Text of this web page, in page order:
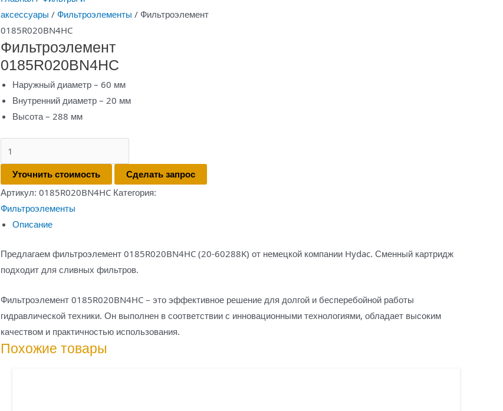
аксессуары / Фильтроэлементы / Фильтроэлемент
0185R020BN4HC
Фильтроэлемент
0185R020BN4HC
Наружный диаметр – 60 мм
Внутренний диаметр – 20 мм
Высота – 288 мм
товара
Фильтроэлемент
0185R020BN4HC
Уточнить стоимость
Сделать запрос
Артикул: 0185R020BN4HC Категория:
Фильтроэлементы
Описание
Предлагаем фильтроэлемент 0185R020BN4HC (20-60288K) от немецкой компании Hydac. Сменный картридж
подходит для сливных фильтров.
Фильтроэлемент 0185R020BN4HC – это эффективное решение для долгой и бесперебойной работы
гидравлической техники. Он выполнен в соответствии с инновационными технологиями, обладает высоким
качеством и практичностью использования.
Похожие товары